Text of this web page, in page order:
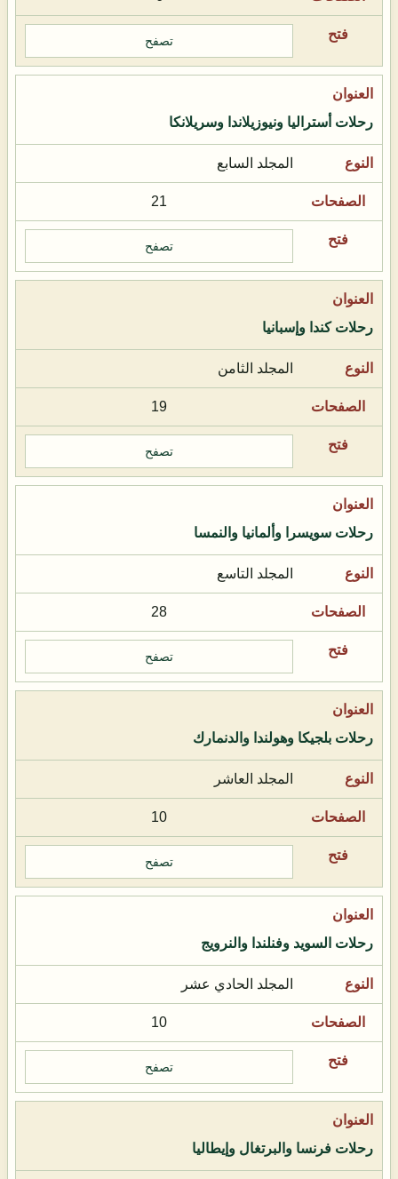
تصفح
رحلات أستراليا ونيوزيلاندا وسريلانكا
المجلد السابع
21
تصفح
رحلات كندا وإسبانيا
المجلد الثامن
19
تصفح
رحلات سويسرا وألمانيا والنمسا
المجلد التاسع
28
تصفح
رحلات بلجيكا وهولندا والدنمارك
المجلد العاشر
10
تصفح
رحلات السويد وفنلندا والنرويج
المجلد الحادي عشر
10
تصفح
رحلات فرنسا والبرتغال وإيطاليا